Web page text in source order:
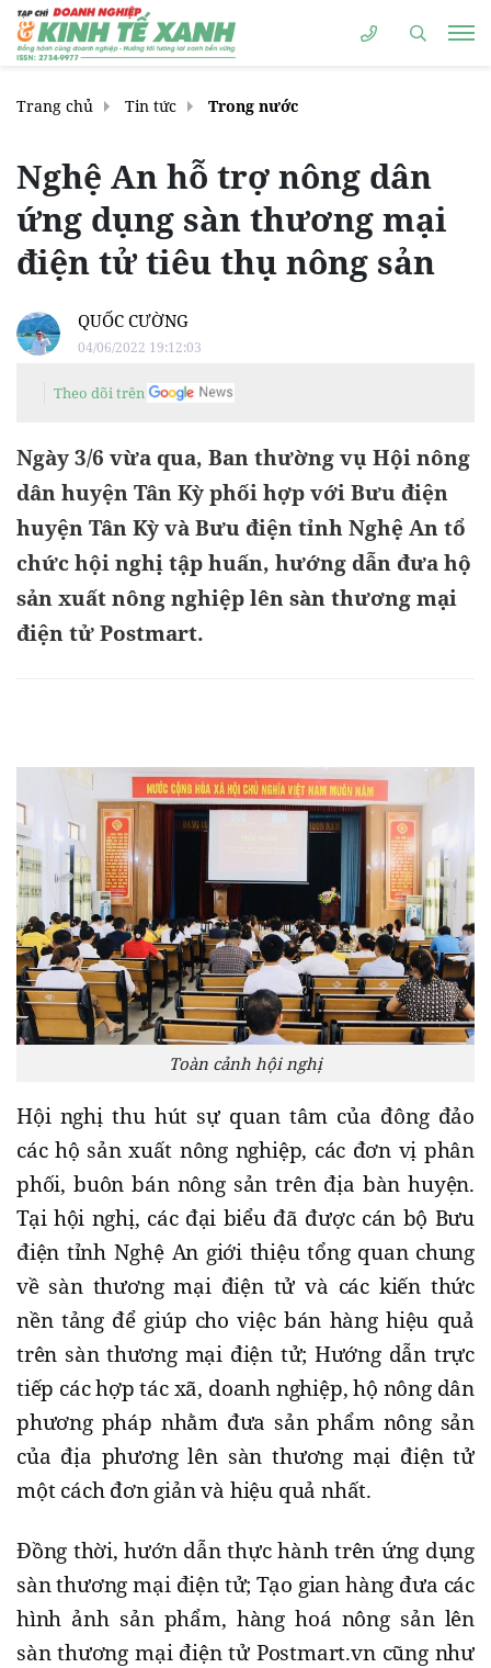
Trang chủ Tin tức Trong nước
Nghệ An hỗ trợ nông dân
ứng dụng sàn thương mại
điện tử tiêu thụ nông sản
QUỐC CƯỜNG
04/06/2022 19:12:03
Theo dõi trên
Ngày 3/6 vừa qua, Ban thường vụ Hội nông
dân huyện Tân Kỳ phối hợp với Bưu điện
huyện Tân Kỳ và Bưu điện tỉnh Nghệ An tổ
chức hội nghị tập huấn, hướng dẫn đưa hộ
sản xuất nông nghiệp lên sàn thương mại
điện tử Postmart.
Toàn cảnh hội nghị
Hội nghị thu hút sự quan tâm của đông đảo
các hộ sản xuất nông nghiệp, các đơn vị phân
phối, buôn bán nông sản trên địa bàn huyện.
Tại hội nghị, các đại biểu đã được cán bộ Bưu
điện tỉnh Nghệ An giới thiệu tổng quan chung
về sàn thương mại điện tử và các kiến thức
nền tảng để giúp cho việc bán hàng hiệu quả
trên sàn thương mại điện tử; Hướng dẫn trực
tiếp các hợp tác xã, doanh nghiệp, hộ nông dân
phương pháp nhằm đưa sản phẩm nông sản
của địa phương lên sàn thương mại điện tử
một cách đơn giản và hiệu quả nhất.
Đồng thời, hướn dẫn thực hành trên ứng dụng
sàn thương mại điện tử; Tạo gian hàng đưa các
hình ảnh sản phẩm, hàng hoá nông sản lên
sàn thương mại điện tử Postmart.vn cũng như